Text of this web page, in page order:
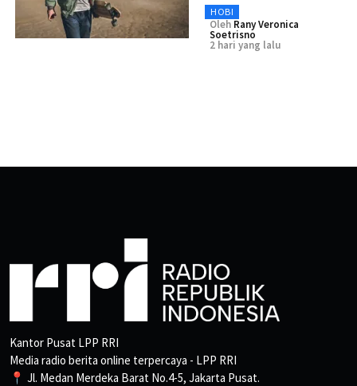
HOBI
Oleh Rany Veronica
Soetrisno
2 hari yang lalu
Kantor Pusat LPP RRI
Media radio berita online terpercaya - LPP RRI
📍 Jl. Medan Merdeka Barat No.4-5, Jakarta Pusat.